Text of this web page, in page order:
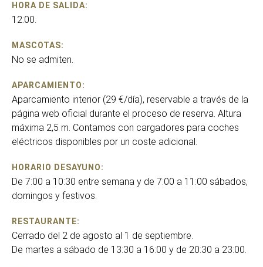
HORA DE SALIDA:
12:00.
MASCOTAS:
No se admiten.
APARCAMIENTO:
Aparcamiento interior (29 €/día), reservable a través de la
página web oficial durante el proceso de reserva. Altura
máxima 2,5 m. Contamos con cargadores para coches
eléctricos disponibles por un coste adicional.
HORARIO DESAYUNO:
De 7:00 a 10:30 entre semana y de 7:00 a 11:00 sábados,
domingos y festivos.
RESTAURANTE:
Cerrado del 2 de agosto al 1 de septiembre.
De martes a sábado de 13:30 a 16:00 y de 20:30 a 23:00.